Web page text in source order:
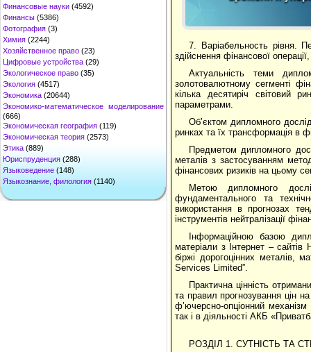
Финансовые науки (4592)
Финансы (5386)
Фотография (3)
Химия (2244)
Хозяйственное право (23)
Цифровые устройства (29)
Экологическое право (35)
Экология (4517)
Экономика (20644)
Экономико-математическое моделирование
(666)
Экономическая география (119)
Экономическая теория (2573)
Этика (889)
Юриспруденция (288)
Языковедение (148)
Языкознание, филология (1140)
7. Варіабельность рівня.
здійснення фінансової
Актуальність теми
золотовалютному сегменті
кілька десятиріч світовий
параметрами.
Об’єктом дипломного
ринках та їх трансформація в
Предметом дипломного
металів з застосуванням
фінансових ризиків на цьому
Метою дипломного
фундаментального та
використання в прогнозах
інструментів нейтралізації
Інформаційною базою
матеріали з Інтернет – сайтів
біржі дорогоцінних металів,
Services Limited”.
Практична цінність
та правил прогнозування цін
ф’ючерсно-опціонний
так і в діяльності АКБ
РОЗДІЛ 1. СУТНІСТЬ ТА